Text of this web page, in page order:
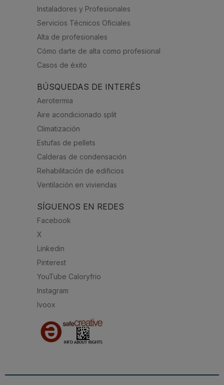
Instaladores y Profesionales
Servicios Técnicos Oficiales
Alta de profesionales
Cómo darte de alta como profesional
Casos de éxito
BÚSQUEDAS DE INTERÉS
Aerotermia
Aire acondicionado split
Climatización
Estufas de pellets
Calderas de condensación
Rehabilitación de edificios
Ventilación en viviendas
SÍGUENOS EN REDES
Facebook
X
Linkedin
Pinterest
YouTube Caloryfrio
Instagram
Ivoox